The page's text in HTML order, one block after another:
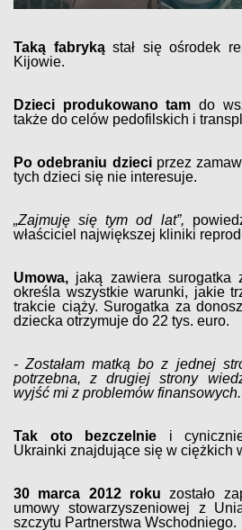
Taką fabrykąstał się ośrodek
Kijowie.
Dzieci produkowano tam do
także do celów pedofilskich i
Po odebraniu dzieciprzez
tych dzieci się nie interesuje.
„Zajmuję się tym od lat”,
właściciel największej kliniki
Umowa, jaką zawiera surogatka
określa wszystkie warunki, jakie
trakcie ciąży. Surogatka za
dziecka otrzymuje do 22 tys. euro.
- Zostałam matką bo z jednej
potrzebna, z drugiej strony
wyjść mi z problemów finansowych.
Tak oto bezczelnie i
Ukrainki znajdujące się w ciężkich
30 marca 2012 rokuzostało
umowy stowarzyszeniowej z
szczytu Partnerstwa Wschodniego.